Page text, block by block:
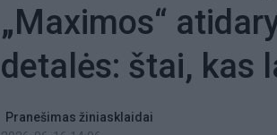
„Maximos“
detalės: štai, kas
Pranešimas žiniasklaidai